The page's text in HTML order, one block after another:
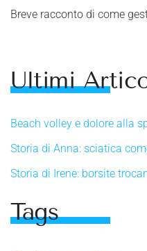
Breve racconto di come
Ultimi
Beach volley e dolore alla
Storia di Anna: sciatica
Storia di Irene: borsite
Tags